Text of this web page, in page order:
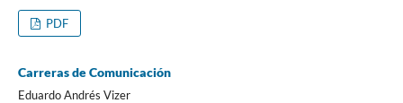
PDF
Carreras de Comunicación
Eduardo Andrés Vizer